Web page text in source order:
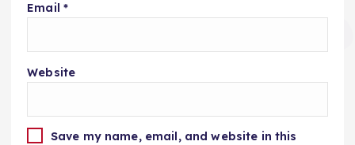
Email *
Website
Save my name, email, and website in this